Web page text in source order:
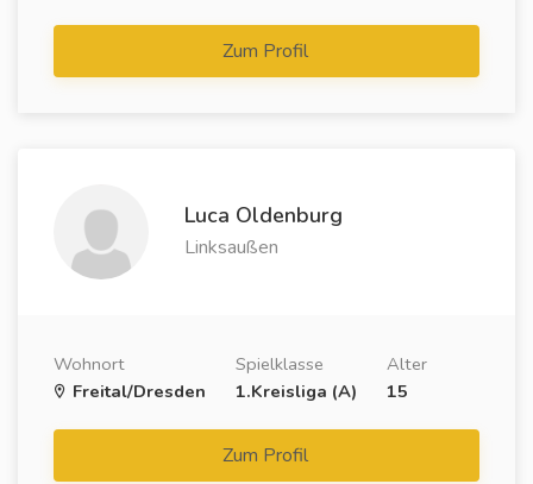
Zum Profil
Luca Oldenburg
Linksaußen
Wohnort
Freital/Dresden
Spielklasse
1.Kreisliga (A)
Alter
15
Zum Profil